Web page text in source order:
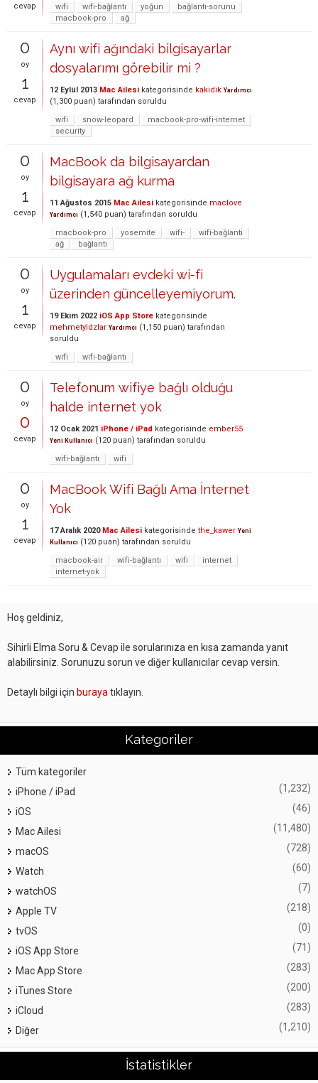
cevap
wifi
wifi-bağlantı yoğun
bağlantı-sorunu
macbook-pro
ağ
0
oy
1
cevap
Aynı wifi ağındaki bilgisayarlar
dosyalarımı görebilir mi ?
12 Eylül 2013 Mac Ailesi kategorisinde kakidik Yardımcı
(1,300 puan) tarafından soruldu
wifi
snow-leopard
macbook-pro-wifi-internet
security
0
oy
1
cevap
MacBook da bilgisayardan
bilgisayara ağ kurma
11 Ağustos 2015 Mac Ailesi kategorisinde maclove
Yardımcı (1,540 puan) tarafından soruldu
macbook-pro
yosemite wifi-
wifi-bağlantı
ağ
bağlantı
0
oy
1
cevap
Uygulamaları evdeki wi-fi
üzerinden güncelleyemiyorum.
19 Ekim 2022 iOS App Store kategorisinde
mehmetyldzlar Yardımcı (1,150 puan) tarafından
soruldu
wifi
wifi-bağlantı
0
oy
0
cevap
Telefonum wifiye bağlı olduğu
halde internet yok
12 Ocak 2021 iPhone / iPad kategorisinde ember55
Yeni Kullanıcı (120 puan) tarafından soruldu
wifi-bağlantı
wifi
0
oy
1
cevap
MacBook Wifi Bağlı Ama İnternet
Yok
17 Aralık 2020 Mac Ailesi kategorisinde the_kawer Yeni
Kullanıcı (120 puan) tarafından soruldu
macbook-air
wifi-bağlantı wifi
internet
internet-yok
Hoş geldiniz,
Sihirli Elma Soru & Cevap ile sorularınıza en kısa zamanda yanıt
alabilirsiniz. Sorunuzu sorun ve diğer kullanıcılar cevap versin.
Detaylı bilgi için buraya tıklayın.
Kategoriler
Tüm kategoriler
iPhone / iPad
(1,232)
iOS (46)
Mac Ailesi (11,480)
macOS (728)
Watch (60)
watchOS (7)
Apple TV (218)
tvOS (0)
iOS App Store (71)
Mac App Store (283)
iTunes Store (200)
iCloud (283)
Diğer (1,210)
İstatistikler